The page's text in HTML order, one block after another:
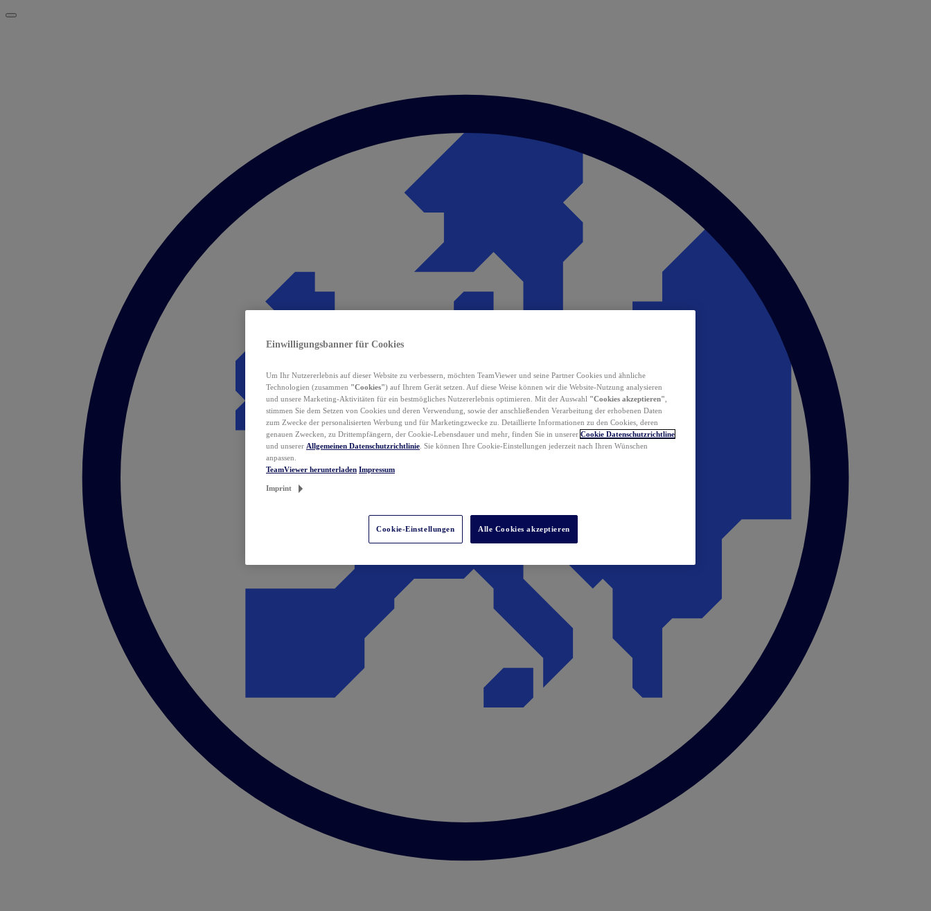
Einwilligungsbanner für Cookies
Um Ihr Nutzererlebnis auf dieser Website zu verbessern, möchten TeamViewer und seine Partner Cookies und ähnliche
Technologien (zusammen "Cookies") auf Ihrem Gerät setzen. Auf diese Weise können wir die Website-Nutzung analysieren
und unsere Marketing-Aktivitäten für ein bestmögliches Nutzererlebnis optimieren. Mit der Auswahl "Cookies akzeptieren"
stimmen Sie dem Setzen von Cookies und deren Verwendung, sowie der anschließenden Verarbeitung der erhobenen Daten
zum Zwecke der personalisierten Werbung und für Marketingzwecke zu. Detaillierte Informationen zu den Cookies, deren
genauen Zwecken, zu Drittempfängern, der Cookie-Lebensdauer und mehr, finden Sie in unserer Cookie Datenschutzrichtline
und unserer Allgemeinen Datenschutzrichtlinie . Sie können Ihre Cookie-Einstellungen jederzeit nach Ihren Wünschen
anpassen.
TeamViewer herunterladen Impressum
Imprint
Cookie-Einstellungen Alle Cookies akzeptieren